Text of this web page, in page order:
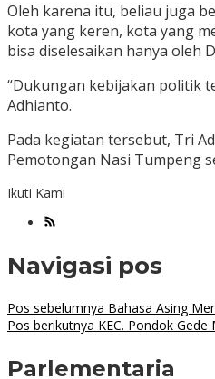
Oleh karena itu, beliau juga
kota yang keren, kota yang
bisa diselesaikan hanya oleh
“Dukungan kebijakan politik
Adhianto.
Pada kegiatan tersebut, Tri
Pemotongan Nasi Tumpeng
Ikuti Kami
Navigasi pos
Pos sebelumnya Bahasa Asing
Pos berikutnya KEC. Pondok
Parlementaria